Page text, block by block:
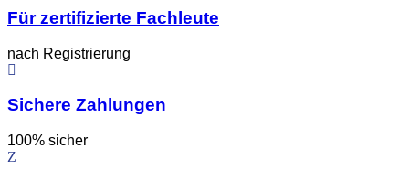
Für zertifizierte Fachleute
nach Registrierung
Sichere Zahlungen
100% sicher